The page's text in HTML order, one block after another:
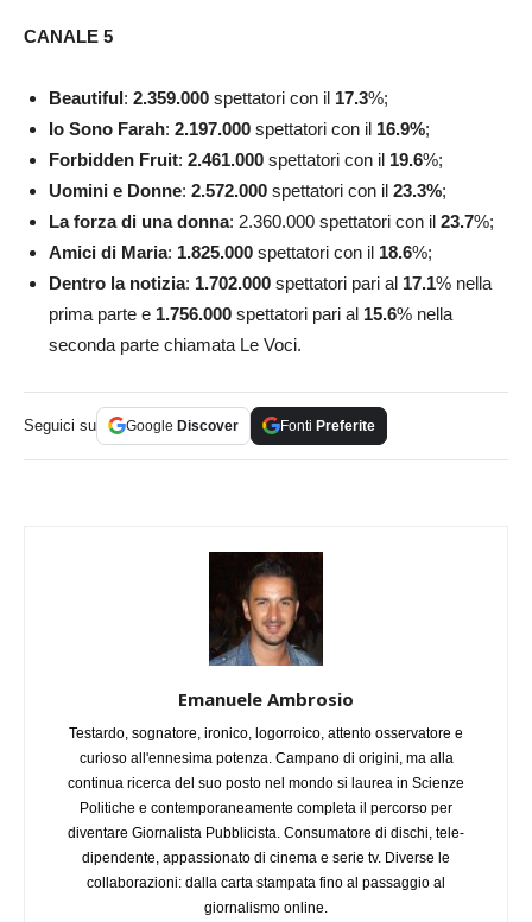
CANALE 5
Beautiful: 2.359.000 spettatori con il 17.3%;
Io Sono Farah: 2.197.000 spettatori con il 16.9%;
Forbidden Fruit: 2.461.000 spettatori con il 19.6%;
Uomini e Donne: 2.572.000 spettatori con il 23.3%;
La forza di una donna: 2.360.000 spettatori con il 23.7%;
Amici di Maria: 1.825.000 spettatori con il 18.6%;
Dentro la notizia: 1.702.000 spettatori pari al 17.1% nella
prima parte e 1.756.000 spettatori pari al 15.6% nella
seconda parte chiamata Le Voci.
Seguici su Google Discover Fonti Preferite
Emanuele Ambrosio
Testardo, sognatore, ironico, logorroico, attento osservatore e
curioso all'ennesima potenza. Campano di origini, ma alla
continua ricerca del suo posto nel mondo si laurea in Scienze
Politiche e contemporaneamente completa il percorso per
diventare Giornalista Pubblicista. Consumatore di dischi, tele-
dipendente, appassionato di cinema e serie tv. Diverse le
collaborazioni: dalla carta stampata fino al passaggio al
giornalismo online.